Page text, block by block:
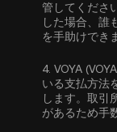
管してくださ
した場合、誰
を手助けでき
4. VOYA
いる支払方法
します。取引
があるため手